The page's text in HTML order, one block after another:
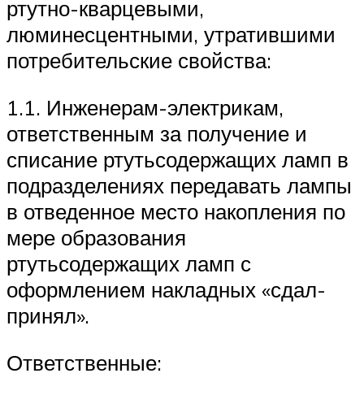
ртутно-кварцевыми,
люминесцентными, утратившими
потребительские свойства:
1.1. Инженерам-электрикам,
ответственным за получение и
списание ртутьсодержащих ламп в
подразделениях передавать лампы
в отведенное место накопления по
мере образования
ртутьсодержащих ламп с
оформлением накладных «сдал-
принял».
Ответственные: